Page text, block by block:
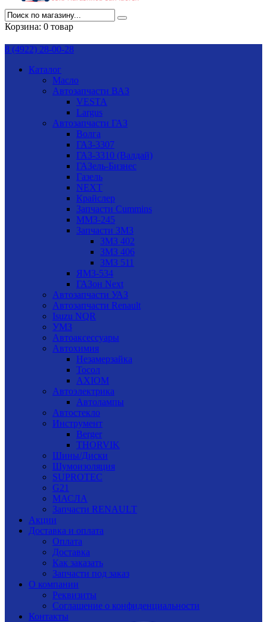
Корзина: 0 товар
8 (4922) 28-00-28
Каталог
Масло
Автозапчасти ВАЗ
VESTA
Largus
Автозапчасти ГАЗ
Волга
ГАЗ-3307
ГАЗ-3310 (Валдай)
ГАЗель-Бизнес
Газель
NEXT
Крайслер
Запчасти Cummins
ММЗ-245
Запчасти ЗМЗ
ЗМЗ 402
ЗМЗ 406
ЗМЗ 511
ЯМЗ-534
ГАЗон Next
Автозапчасти УАЗ
Автозапчасти Renault
Isuzu NQR
УМЗ
Автоаксессуары
Автохимия
Незамерзайка
Тосол
AXIOM
Автоэлектрика
Автолампы
Автостекло
Инструмент
Berger
THORVIK
Шины/Диски
Шумоизоляция
SUPROTEC
G21
МАСЛА
Запчасти RENAULT
Акции
Доставка и оплата
Оплата
Доставка
Как заказать
Запчасти под заказ
О компании
Реквизиты
Соглашение о конфиденциальности
Контакты